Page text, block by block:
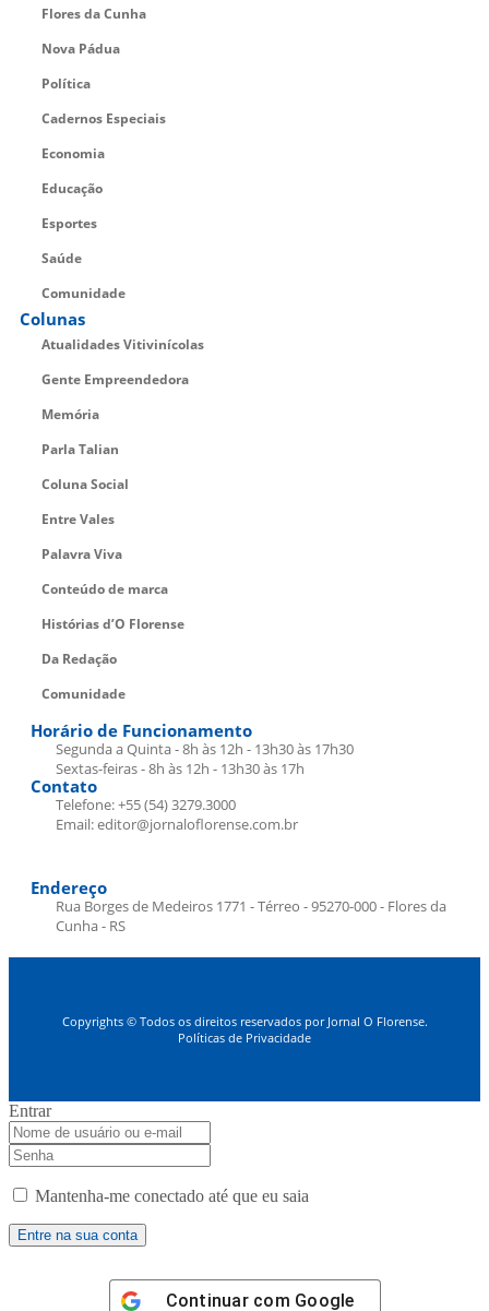
Flores da Cunha
Nova Pádua
Política
Cadernos Especiais
Economia
Educação
Esportes
Saúde
Comunidade
Colunas
Atualidades Vitivinícolas
Gente Empreendedora
Memória
Parla Talian
Coluna Social
Entre Vales
Palavra Viva
Conteúdo de marca
Histórias d’O Florense
Da Redação
Comunidade
Horário de Funcionamento
Segunda a Quinta - 8h às 12h - 13h30 às 17h30
Sextas-feiras - 8h às 12h - 13h30 às 17h
Contato
Telefone: +55 (54) 3279.3000
Email: editor@jornaloflorense.com.br
Endereço
Rua Borges de Medeiros 1771 - Térreo - 95270-000 - Flores da
Cunha - RS
Copyrights © Todos os direitos reservados por Jornal O Florense.
Políticas de Privacidade
Entrar
Mantenha-me conectado até que eu saia
Continuar com Google